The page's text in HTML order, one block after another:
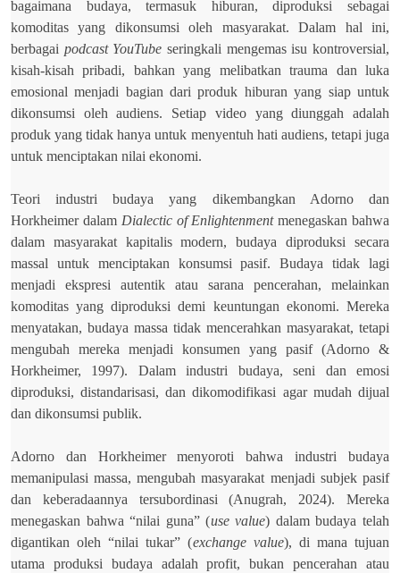
bagaimana budaya, termasuk hiburan, diproduksi sebagai
komoditas yang dikonsumsi oleh masyarakat. Dalam hal ini,
berbagai podcast YouTube seringkali mengemas isu kontroversial,
kisah-kisah pribadi, bahkan yang melibatkan trauma dan luka
emosional menjadi bagian dari produk hiburan yang siap untuk
dikonsumsi oleh audiens. Setiap video yang diunggah adalah
produk yang tidak hanya untuk menyentuh hati audiens, tetapi juga
untuk menciptakan nilai ekonomi.
Teori industri budaya yang dikembangkan Adorno dan
Horkheimer dalam Dialectic of Enlightenmentmenegaskan bahwa
dalam masyarakat kapitalis modern, budaya diproduksi secara
massal untuk menciptakan konsumsi pasif. Budaya tidak lagi
menjadi ekspresi autentik atau sarana pencerahan, melainkan
komoditas yang diproduksi demi keuntungan ekonomi. Mereka
menyatakan, budaya massa tidak mencerahkan masyarakat, tetapi
mengubah mereka menjadi konsumen yang pasif (Adorno &
Horkheimer, 1997). Dalam industri budaya, seni dan emosi
diproduksi, distandarisasi, dan dikomodifikasi agar mudah dijual
dan dikonsumsi publik.
Adorno dan Horkheimer menyoroti bahwa industri budaya
memanipulasi massa, mengubah masyarakat menjadi subjek pasif
dan keberadaannya tersubordinasi (Anugrah, 2024). Mereka
menegaskan bahwa “nilai guna” (use value) dalam budaya telah
digantikan oleh “nilai tukar” (exchange value), di mana tujuan
utama produksi budaya adalah profit, bukan pencerahan atau